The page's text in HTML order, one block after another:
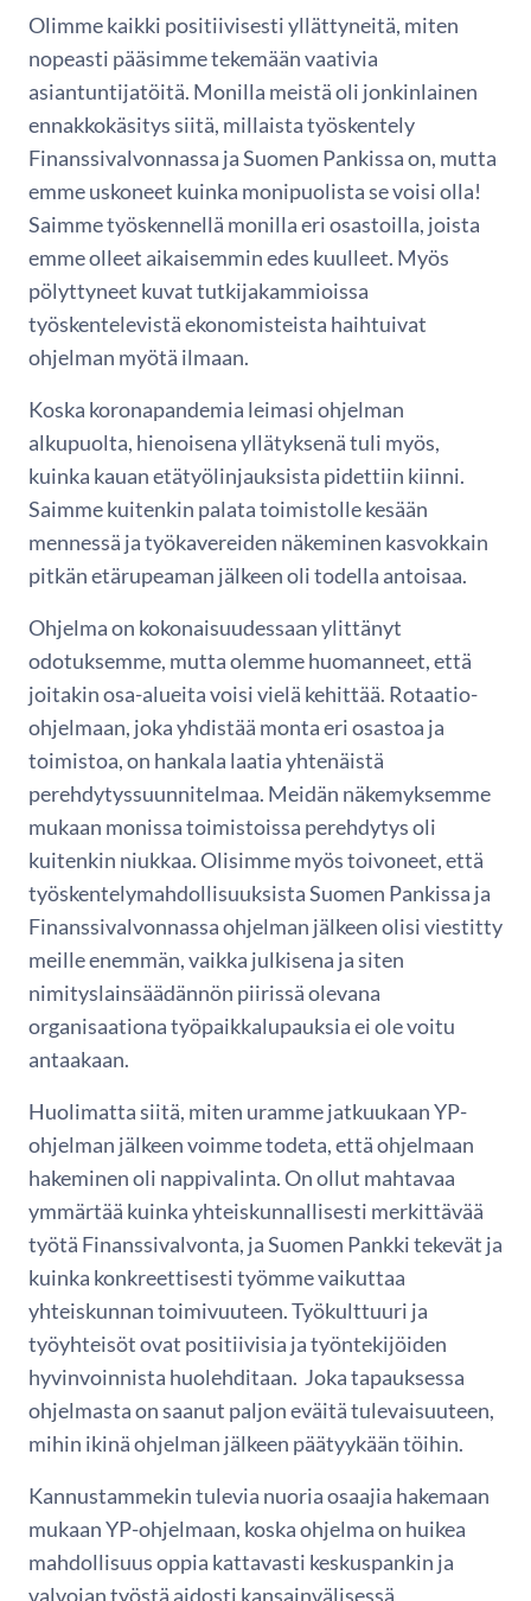
Olimme kaikki positiivisesti yllättyneitä, miten
nopeasti pääsimme tekemään vaativia
asiantuntijatöitä. Monilla meistä oli jonkinlainen
ennakkokäsitys siitä, millaista työskentely
Finanssivalvonnassa ja Suomen Pankissa on, mutta
emme uskoneet kuinka monipuolista se voisi olla!
Saimme työskennellä monilla eri osastoilla, joista
emme olleet aikaisemmin edes kuulleet. Myös
pölyttyneet kuvat tutkijakammioissa
työskentelevistä ekonomisteista haihtuivat
ohjelman myötä ilmaan.
Koska koronapandemia leimasi ohjelman
alkupuolta, hienoisena yllätyksenä tuli myös,
kuinka kauan etätyölinjauksista pidettiin kiinni.
Saimme kuitenkin palata toimistolle kesään
mennessä ja työkavereiden näkeminen kasvokkain
pitkän etärupeaman jälkeen oli todella antoisaa.
Ohjelma on kokonaisuudessaan ylittänyt
odotuksemme, mutta olemme huomanneet, että
joitakin osa-alueita voisi vielä kehittää. Rotaatio-
ohjelmaan, joka yhdistää monta eri osastoa ja
toimistoa, on hankala laatia yhtenäistä
perehdytyssuunnitelmaa. Meidän näkemyksemme
mukaan monissa toimistoissa perehdytys oli
kuitenkin niukkaa. Olisimme myös toivoneet, että
työskentelymahdollisuuksista Suomen Pankissa ja
Finanssivalvonnassa ohjelman jälkeen olisi viestitty
meille enemmän, vaikka julkisena ja siten
nimityslainsäädännön piirissä olevana
organisaationa työpaikkalupauksia ei ole voitu
antaakaan.
Huolimatta siitä, miten uramme jatkuukaan YP-
ohjelman jälkeen voimme todeta, että ohjelmaan
hakeminen oli nappivalinta. On ollut mahtavaa
ymmärtää kuinka yhteiskunnallisesti merkittävää
työtä Finanssivalvonta, ja Suomen Pankki tekevät ja
kuinka konkreettisesti työmme vaikuttaa
yhteiskunnan toimivuuteen. Työkulttuuri ja
työyhteisöt ovat positiivisia ja työntekijöiden
hyvinvoinnista huolehditaan. Joka tapauksessa
ohjelmasta on saanut paljon eväitä tulevaisuuteen,
mihin ikinä ohjelman jälkeen päätyykään töihin.
Kannustammekin tulevia nuoria osaajia hakemaan
mukaan YP-ohjelmaan, koska ohjelma on huikea
mahdollisuus oppia kattavasti keskuspankin ja
valvojan työstä aidosti kansainvälisessä